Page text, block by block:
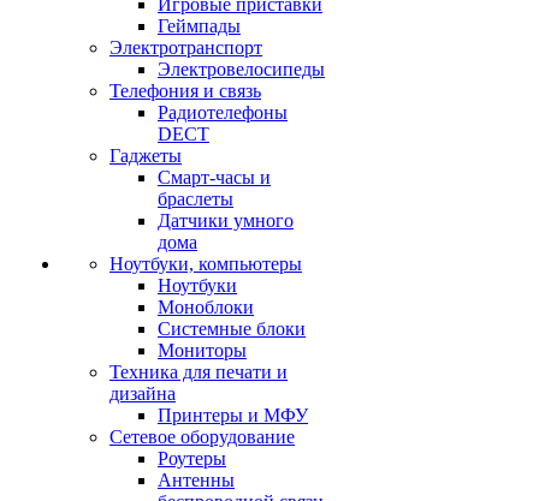
Игровые приставки
Геймпады
Электротранспорт
Электровелосипеды
Телефония и связь
Радиотелефоны
DECT
Гаджеты
Смарт-часы и
браслеты
Датчики умного
дома
Ноутбуки, компьютеры
Ноутбуки
Моноблоки
Системные блоки
Мониторы
Техника для печати и
дизайна
Принтеры и МФУ
Сетевое оборудование
Роутеры
Антенны